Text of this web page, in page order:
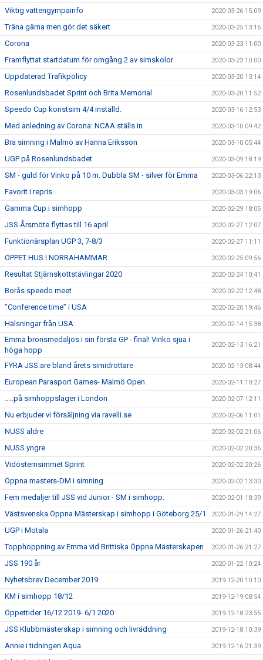
Viktig vattengympainfo 2020-03-26 15:09
Träna gärna men gör det säkert 2020-03-25 13:16
Corona 2020-03-23 11:00
Framflyttat startdatum för omgång 2 av simskolor 2020-03-23 10:00
Uppdaterad Trafikpolicy 2020-03-20 13:14
Rosenlundsbadet Sprint och Brita Memorial 2020-03-20 11:52
Speedo Cup konstsim 4/4 inställd. 2020-03-16 12:53
Med anledning av Corona: NCAA ställs in 2020-03-10 09:42
Bra simning i Malmö av Hanna Eriksson 2020-03-10 05:44
UGP på Rosenlundsbadet 2020-03-09 18:19
SM - guld för Vinko på 10 m. Dubbla SM - silver för Emma 2020-03-06 22:13
Favorit i repris 2020-03-03 19:06
Gamma Cup i simhopp 2020-02-29 18:05
JSS Årsmöte flyttas till 16 april 2020-02-27 12:07
Funktionärsplan UGP 3, 7-8/3 2020-02-27 11:11
ÖPPET HUS I NORRAHAMMAR 2020-02-25 09:56
Resultat Stjärnskottstävlingar 2020 2020-02-24 10:41
Borås speedo meet 2020-02-22 12:48
”Conference time” i USA 2020-02-20 19:46
Hälsningar från USA 2020-02-14 15:38
Emma bronsmedaljös i sin första GP - final! Vinko sjua i
höga hopp
2020-02-13 16:21
FYRA JSS:are bland årets simidrottare 2020-02-13 08:44
European Parasport Games- Malmö Open 2020-02-11 10:27
.....på simhoppsläger i London 2020-02-07 12:11
Nu erbjuder vi försäljning via ravelli.se 2020-02-06 11:01
NUSS äldre 2020-02-02 21:06
NUSS yngre 2020-02-02 20:36
Vidösternsimmet Sprint 2020-02-02 20:26
Öppna masters-DM i simning 2020-02-02 13:30
Fem medaljer till JSS vid Junior - SM i simhopp. 2020-02-01 18:39
Västsvenska Öppna Mästerskap i simhopp i Göteborg 25/1 2020-01-29 14:27
UGP i Motala 2020-01-26 21:40
Topphoppning av Emma vid Brittiska Öppna Mästerskapen 2020-01-26 21:27
JSS 190 år 2020-01-22 10:24
Nyhetsbrev December 2019 2019-12-20 10:10
KM i simhopp 18/12 2019-12-19 08:54
Öppettider 16/12 2019- 6/1 2020 2019-12-18 23:55
JSS Klubbmästerskap i simning och livräddning 2019-12-18 10:39
Annie i tidningen Aqua 2019-12-16 21:39